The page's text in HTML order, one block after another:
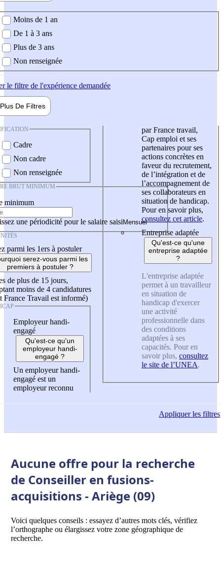
demandée
Moins de 1 an
De 1 à 3 ans
Plus de 3 ans
Non renseignée
le filtre de l'expérience demandée
Plus De Filtres
Cadre
Non cadre
Non renseignée
BRUT MINIMUM
minimum
une périodicité pour le salaire saisi
parmi les 1ers à postuler
serez-vous parmi les
premiers à postuler ?
de plus de 15 jours,
moins de 4 candidatures
France Travail est informé)
Employeur handi-
engagé
Qu'est-ce qu'un
employeur handi-
engagé ?
Un employeur handi-
engagé est un
employeur reconnu
par France travail,
Cap emploi et ses
partenaires pour ses
actions concrètes en
faveur du recrutement,
de l’intégration et de
l’accompagnement de
ses collaborateurs en
situation de handicap.
Pour en savoir plus,
consultez cet article.
Entreprise adaptée
Qu'est-ce qu'une
entreprise adaptée
?
L'entreprise adaptée
permet à un travailleur
en situation de
handicap d'exercer
une activité
professionnelle dans
des conditions
adaptées à ses
capacités. Pour en
savoir plus, consultez
le site de l’UNEA.
Appliquerles filtres
Aucune offre pour la recherche
de Conseiller en fusions-
acquisitions - Ariège (09)
Voici quelques conseils : essayez d’autres mots clés, vérifiez
l’orthographe ou élargissez votre zone géographique de
recherche.